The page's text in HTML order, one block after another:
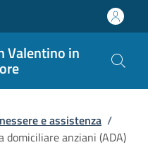
Valentino in
e assistenza /
domiciliare anziani (ADA)